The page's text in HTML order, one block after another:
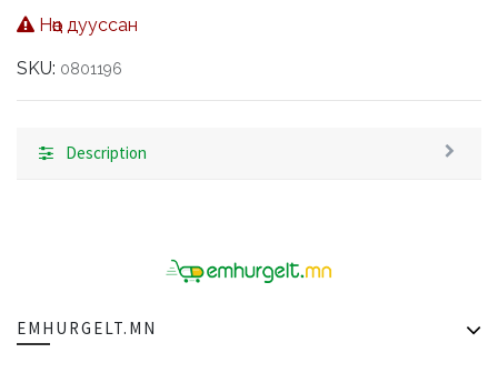
Нөөц дууссан
SKU: 0801196
Description
EMHURGELT.MN